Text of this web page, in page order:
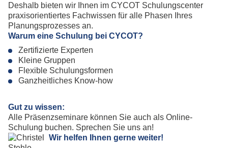
Deshalb bieten wir Ihnen im CYCOT Schulungscenter
praxisorientiertes Fachwissen für alle Phasen Ihres
Planungsprozesses an.
Warum eine Schulung bei CYCOT?
Zertifizierte Experten
Kleine Gruppen
Flexible Schulungsformen
Ganzheitliches Know-how
Gut zu wissen:
Alle Präsenzseminare können Sie auch als Online-
Schulung buchen. Sprechen Sie uns an!
Wir helfen Ihnen gerne weiter!